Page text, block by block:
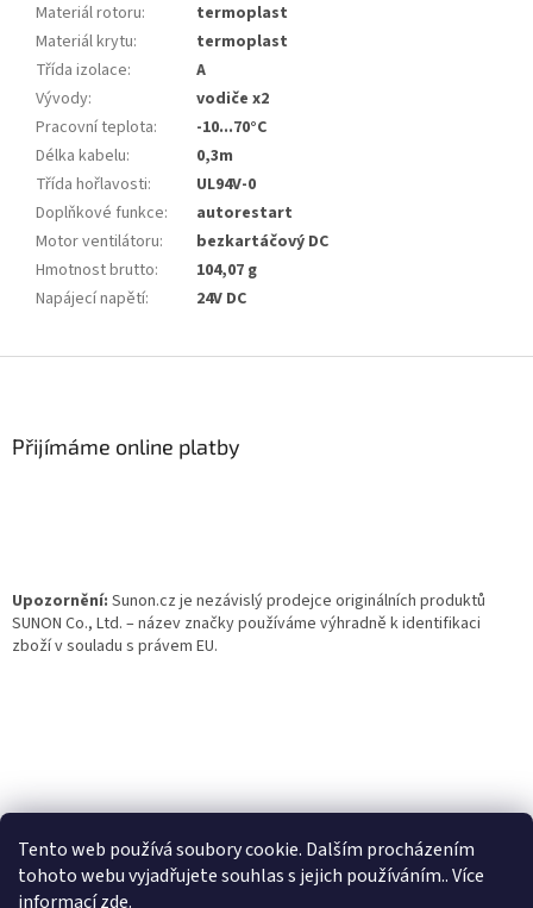
Tento web používá soubory cookie. Dalším procházením
tohoto webu vyjadřujete souhlas s jejich používáním.. Více
informacízde.
Materiál rotoru:
termoplast
Materiál krytu:
termoplast
Třída izolace:
A
Vývody:
vodiče x2
Pracovní teplota:
-10...70°C
Délka kabelu:
0,3m
Třída hořlavosti:
UL94V-0
Doplňkové funkce:
autorestart
Motor ventilátoru:
bezkartáčový DC
Hmotnost brutto:
104,07 g
Napájecí napětí: 24V DC
Přijímáme online platby
Upozornění: Sunon.cz je nezávislý prodejce originálních produktů
SUNON Co., Ltd. – název značky používáme výhradně k identifikaci
zboží v souladu s právem EU.